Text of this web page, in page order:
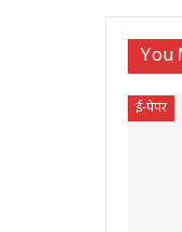
You
ई-पेपर